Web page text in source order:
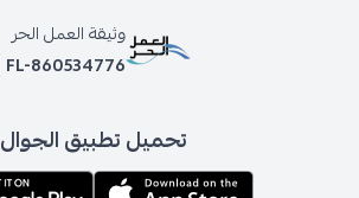
وثيقة العمل الحر
FL-860534776
تحميل تطبيق الجوال